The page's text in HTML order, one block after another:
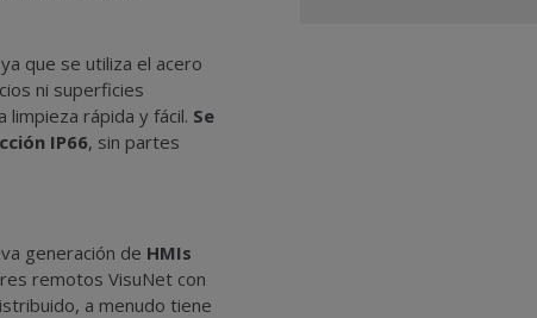
que se utiliza el acero
ni superficies
limpieza rápida y fácil. Se
IP66, sin partes
generación de HMIs
remotos VisuNet con
a menudo tiene